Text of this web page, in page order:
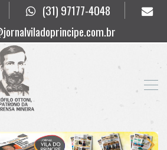
(31) 97177-4048